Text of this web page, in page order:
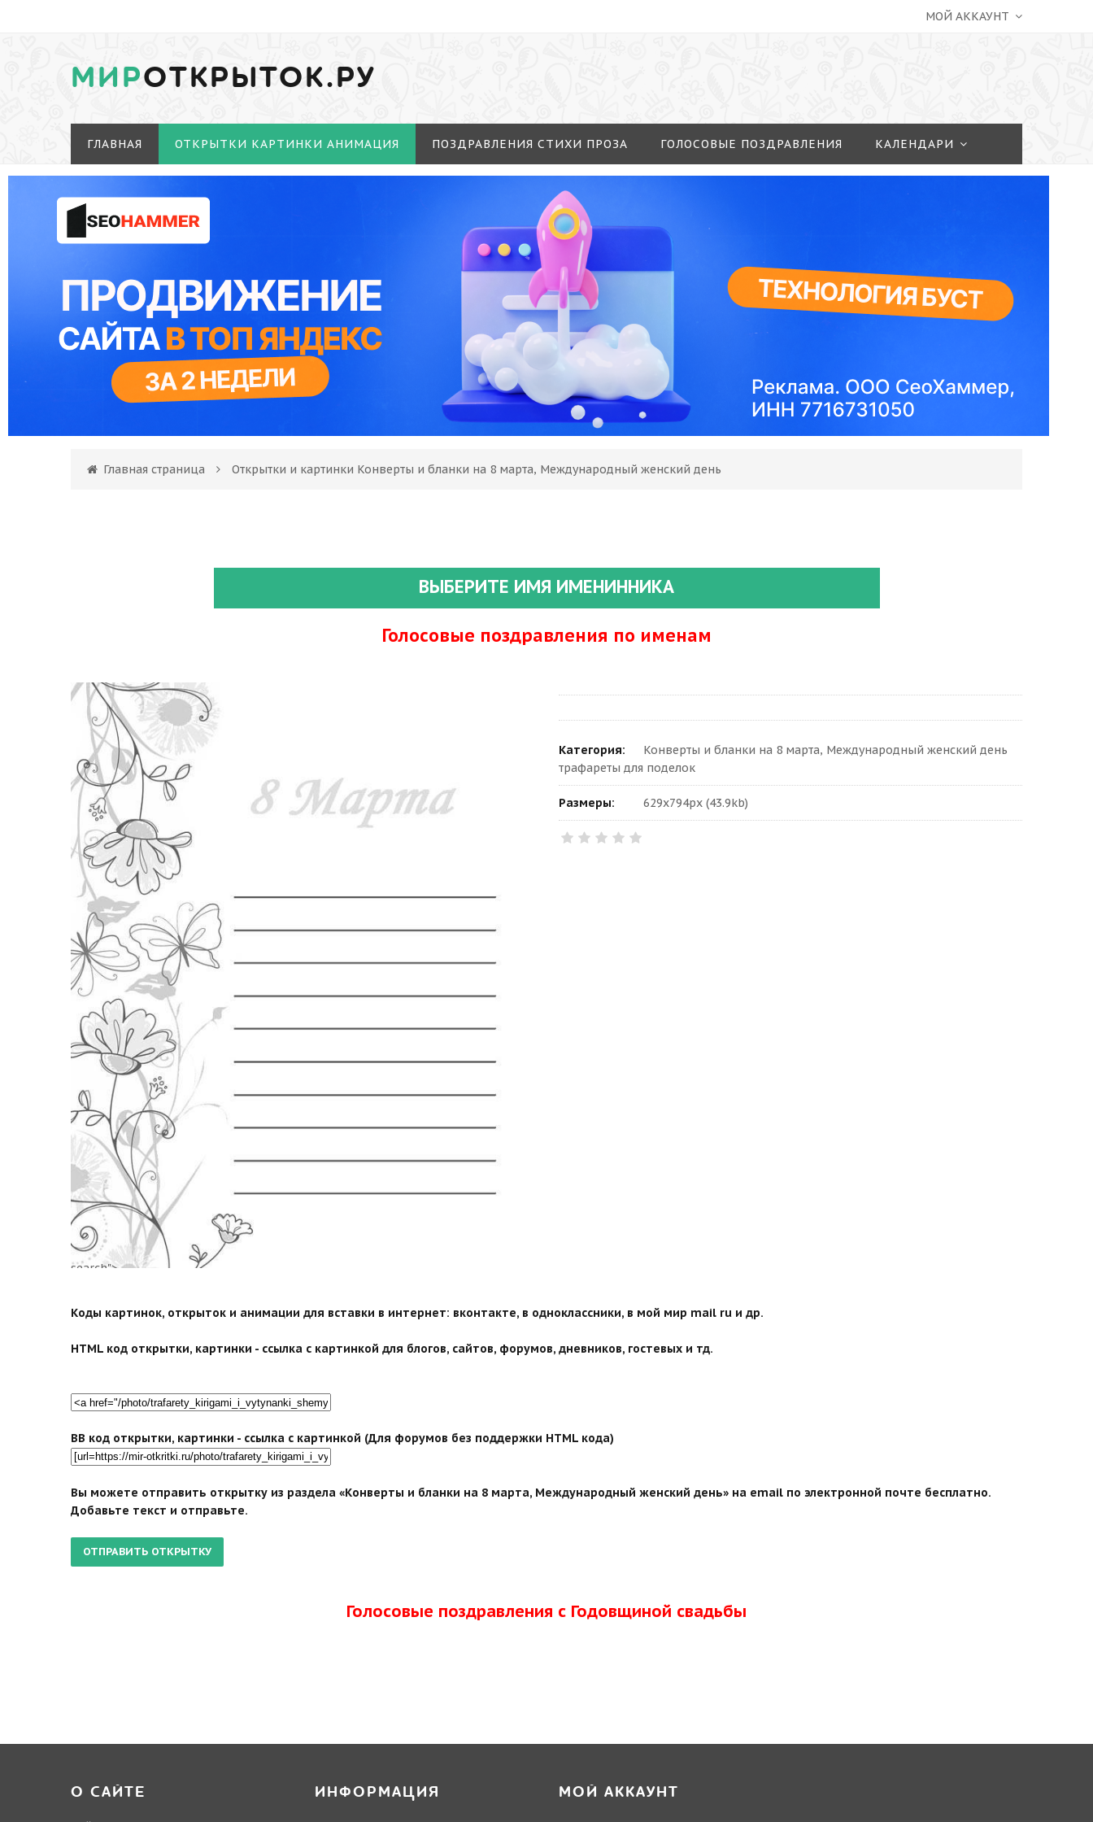
МОЙ АККАУНТ
МИРОТКРЫТОК.РУ
ГЛАВНАЯ ОТКРЫТКИ КАРТИНКИ АНИМАЦИЯ ПОЗДРАВЛЕНИЯ СТИХИ ПРОЗА ГОЛОСОВЫЕ ПОЗДРАВЛЕНИЯ КАЛЕНДАРИ
Главная страница Открытки и картинки Конверты и бланки на 8 марта, Международный женский день
ВЫБЕРИТЕ ИМЯ ИМЕНИННИКА
Голосовые поздравления по именам
search">
Категория:
Конверты и бланки на 8 марта, Международный женский день
трафареты для поделок
Размеры: 629x794px (43.9kb)
Коды картинок, открыток и анимации для вставки в интернет: вконтакте, в одноклассники, в мой мир mail ru и др.
HTML код открытки, картинки - ссылка с картинкой для блогов, сайтов, форумов, дневников, гостевых и тд.
BB код открытки, картинки - ссылка с картинкой (Для форумов без поддержки HTML кода)
Вы можете отправить открытку из раздела «Конверты и бланки на 8 марта, Международный женский день» на email по электронной почте бесплатно.
Добавьте текст и отправьте.
Голосовые поздравления с Годовщиной свадьбы
О САЙТЕ ИНФОРМАЦИЯ МОЙ АККАУНТ